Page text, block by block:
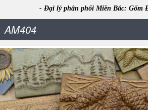
- Đại lý phân phối Miền Bắc: Gốm
AM404